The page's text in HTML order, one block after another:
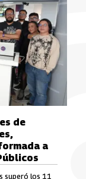
de
a
superó los 11